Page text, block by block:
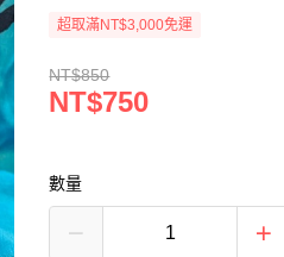
超取滿NT$3,000免運
NT$850
NT$750
數量